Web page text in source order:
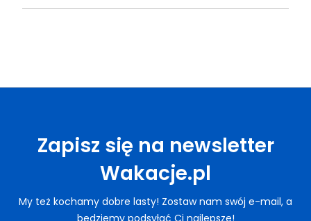
Zapisz się na newsletter
Wakacje.pl
My też kochamy dobre lasty! Zostaw nam swój e-mail, a